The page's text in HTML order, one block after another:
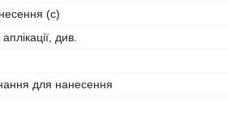
(с)
див.
для нанесення